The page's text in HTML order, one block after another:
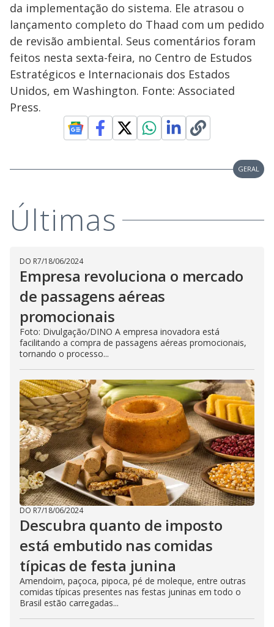
da implementação do sistema. Ele atrasou o
lançamento completo do Thaad com um pedido
de revisão ambiental. Seus comentários foram
feitos nesta sexta-feira, no Centro de Estudos
Estratégicos e Internacionais dos Estados
Unidos, em Washington. Fonte: Associated
Press.
GERAL
Últimas
DO R7/18/06/2024
Empresa revoluciona o mercado
de passagens aéreas
promocionais
Foto: Divulgação/DINO A empresa inovadora está
facilitando a compra de passagens aéreas promocionais,
tornando o processo...
DO R7/18/06/2024
Descubra quanto de imposto
está embutido nas comidas
típicas de festa junina
Amendoim, paçoca, pipoca, pé de moleque, entre outras
comidas típicas presentes nas festas juninas em todo o
Brasil estão carregadas...